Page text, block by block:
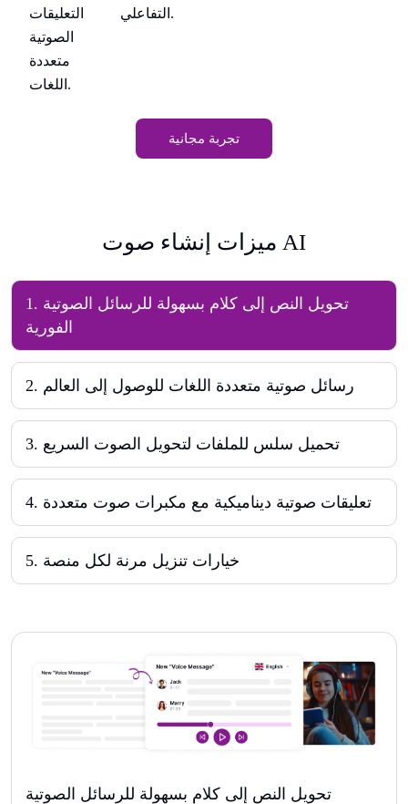
التعليقات
الصوتية
متعددة
اللغات.
التفاعلي.
تجربة مجانية
ميزات إنشاء صوت AI
1. تحويل النص إلى كلام بسهولة للرسائل الصوتية
الفورية
2. رسائل صوتية متعددة اللغات للوصول إلى العالم
3. تحميل سلس للملفات لتحويل الصوت السريع
4. تعليقات صوتية ديناميكية مع مكبرات صوت متعددة
5. خيارات تنزيل مرنة لكل منصة
تحويل النص إلى كلام بسهولة للرسائل الصوتية